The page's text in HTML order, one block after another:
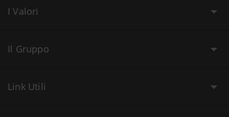
I Valori
Il Gruppo
Link Utili